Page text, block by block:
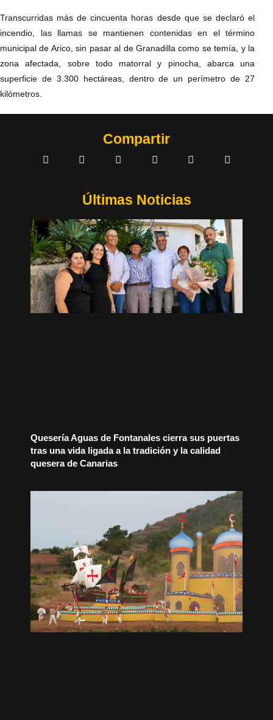
Transcurridas más de cincuenta horas desde que se declaró el
incendio, las llamas se mantienen contenidas en el término
municipal de Arico, sin pasar al de Granadilla como se temía, y la
zona afectada, sobre todo matorral y pinocha, abarca una
superficie de 3.300 hectáreas, dentro de un perímetro de 27
kilómetros.
Compartir
Últimas Noticias
Quesería Aguas de Fontanales cierra sus puertas
tras una vida ligada a la tradición y la calidad
quesera de Canarias